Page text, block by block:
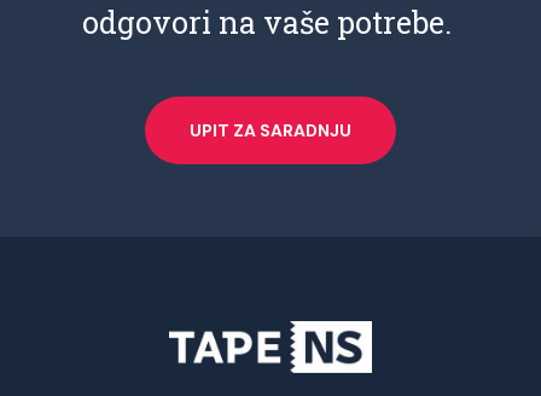
odgovori na vaše potrebe.
UPIT ZA SARADNJU